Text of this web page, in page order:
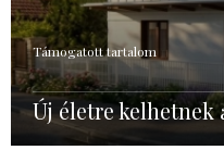
Támogatott tartalom
Új életre